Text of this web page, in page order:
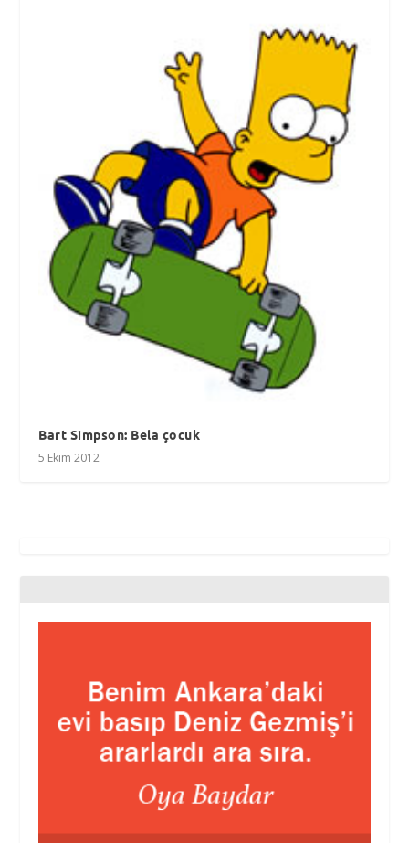
Bart Simpson: Bela çocuk
5 Ekim 2012